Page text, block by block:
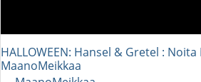
HALLOWEEN: Hansel & Gretel :
MaanoMeikkaa